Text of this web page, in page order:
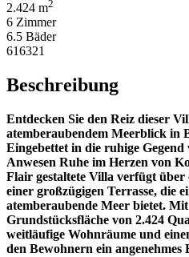
2.424 m2
6 Zimmer
6.5 Bäder
616321
Beschreibung
Entdecken Sie den Reiz dieser
atemberaubendem Meerblick in
Eingebettet in die ruhige Gegend
Anwesen Ruhe im Herzen von
Flair gestaltete Villa verfügt über
einer großzügigen Terrasse, die
atemberaubende Meer bietet.
Grundstücksfläche von 2.424
weitläufige Wohnräume und
den Bewohnern ein